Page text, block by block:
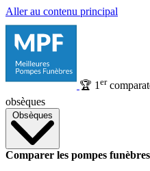
Aller au contenu principal
🏆 1 er
obsèques
Obsèques
Comparer les pompes funèbres